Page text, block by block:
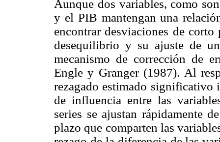
Aunque dos variables, como
y el PIB mantengan una
encontrar desviaciones de
desequilibrio y su ajuste de
mecanismo de corrección de
Engle y Granger (1987). Al
rezagado estimado significativo
de influencia entre las
series se ajustan rápidamente
plazo que comparten las